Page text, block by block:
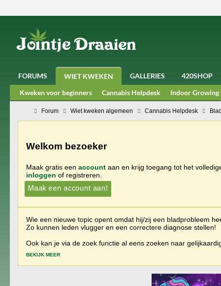
FORUMS WIET KWEKEN GALLERIES
420SHOP
Kweken voor beginners
Cannabis Helpdesk Indoor Growing
Forum Wiet kweken algemeen Cannabis Helpdesk
Welkom bezoeker
Maak gratis een account aan en krijg toegang tot het
inloggen of registreren.
Maak een account aan!
Wie een nieuwe topic opent omdat hij/zij een bladprobleem
Zo kunnen leden vlugger en een correctere diagnose stellen!
Ook kan je via de zoek functie al eens zoeken naar
BEKIJK MEER